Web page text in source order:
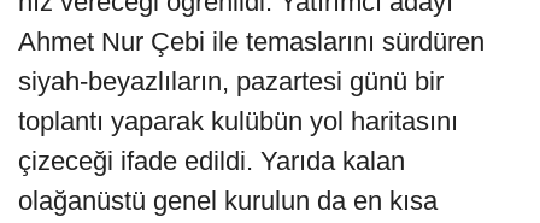
Ahmet Nur Çebi ile temaslarını sürdüren
siyah-beyazlıların, pazartesi günü bir
toplantı yaparak kulübün yol haritasını
çizeceği ifade edildi. Yarıda kalan
olağanüstü genel kurulun da en kısa